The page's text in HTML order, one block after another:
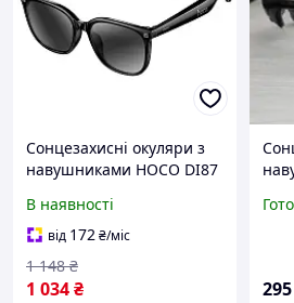
Сонцезахисні окуляри з
навушниками HOCO DI87
Bluetooth audio
sunglasses, BT5.2,
200mAh, 8h, black
В наявності
від 172₴/міс
1 034₴
1 148 ₴
+
295